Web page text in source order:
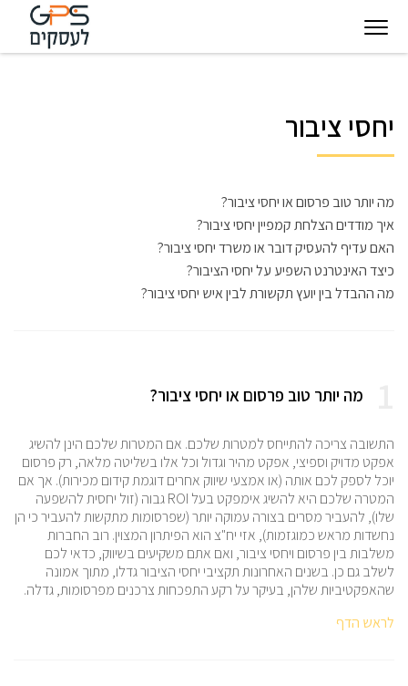
עסקיות
יחסי ציבור
מה יותר טוב פרסום או יחסי ציבור?
איך מודדים הצלחת קמפיין יחסי ציבור?
האם עדיף להעסיק דובר או משרד יחסי ציבור?
כיצד האינטרנט השפיע על יחסי הציבור?
מה ההבדל בין יועץ תקשורת לבין איש יחסי ציבור?
מה יותר טוב פרסום או יחסי ציבור?
התשובה צריכה להתייחס למטרות שלכם. אם המטרות שלכם הינן להשיג
אפקט מדויק וספיצי, אפקט מהיר וגדול וכל אלו בשליטה מלאה, רק פרסום
יוכל לספק לכם אותה (או אמצעי שיווק אחרים דוגמת קידום מכירות). אך אם
המטרה שלכם היא להשיג אימפקט בעל ROI גבוה (זול יחסית להשפעה
שלו), להעביר מסרים בצורה עמוקה יותר (שפרסומות מתקשות להעביר כי הן
נחשדות מראש כמוגזמות), אזי יח"צ הוא הפיתרון המצוין. רוב החברות
משלבות בין פרסום ויחסי ציבור, ואם אתם משקיעים בשיווק, כדאי לכם
לשלב גם כן. בשנים האחרונות תקציבי יחסי הציבור גדלו, מתוך אמונה
שהאפקטיביות שלהן, בעיקר על רקע התפכחות צרכנים מפרסומות, גדלה.
לראש הדף